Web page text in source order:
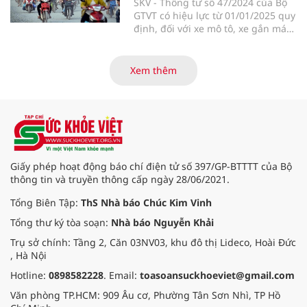
GTVT có hiệu lực từ 01/01/2025 quy
định, đối với xe mô tô, xe gắn máy
thải định kỳ là 24 tháng; thời gian
Xem thêm
Giấy phép hoạt động báo chí điện tử số 397/GP-BTTTT của Bộ
thông tin và truyền thông cấp ngày 28/06/2021.
Tổng Biên Tập: ThS Nhà báo Chúc Kim Vinh
Tổng thư ký tòa soạn: Nhà báo Nguyễn Khải
Trụ sở chính: Tầng 2, Căn 03NV03, khu đô thị Lideco, Hoài Đức
, Hà Nội
Hotline: 0898582228. Email: toasoansuckhoeviet@gmail.com
Văn phòng TP.HCM: 909 Âu cơ, Phường Tân Sơn Nhì, TP Hồ